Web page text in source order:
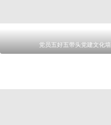
党员五好五带头党建文化墙